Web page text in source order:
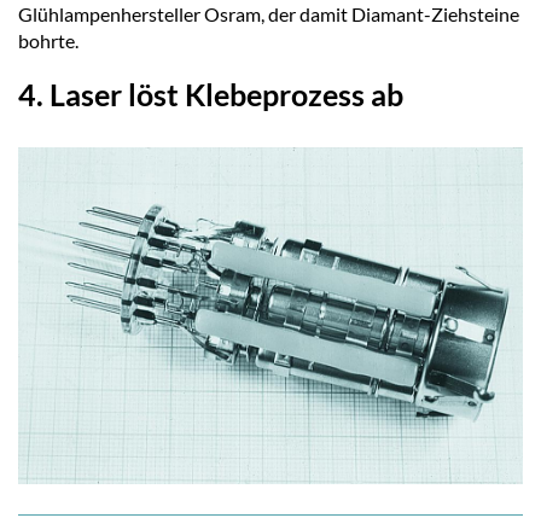
Glühlampenhersteller Osram, der damit Diamant-Ziehsteine
bohrte.
4. Laser löst Klebeprozess ab